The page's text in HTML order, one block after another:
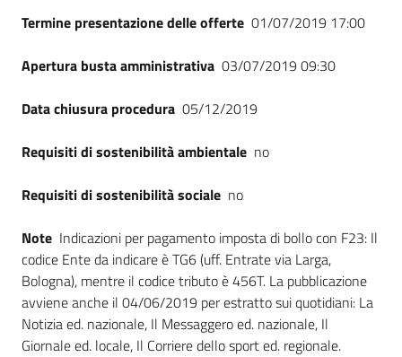
Termine presentazione delle offerte 01/07/2019 17:00
Apertura busta amministrativa 03/07/2019 09:30
Data chiusura procedura 05/12/2019
Requisiti di sostenibilità ambientale no
Requisiti di sostenibilità sociale no
Note Indicazioni per pagamento imposta di bollo con F23: Il
codice Ente da indicare è TG6 (uff. Entrate via Larga,
Bologna), mentre il codice tributo è 456T. La pubblicazione
avviene anche il 04/06/2019 per estratto sui quotidiani: La
Notizia ed. nazionale, Il Messaggero ed. nazionale, Il
Giornale ed. locale, Il Corriere dello sport ed. regionale.